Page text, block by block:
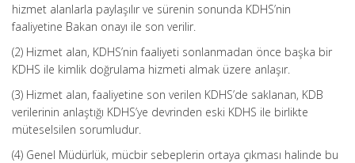
hizmet alanlarla paylaşılır ve sürenin sonunda KDHS’nin
faaliyetine Bakan onayı ile son verilir.
(2) Hizmet alan, KDHS’nin faaliyeti sonlanmadan önce başka bir
KDHS ile kimlik doğrulama hizmeti almak üzere anlaşır.
(3) Hizmet alan, faaliyetine son verilen KDHS’de saklanan, KDB
verilerinin anlaştığı KDHS’ye devrinden eski KDHS ile birlikte
müteselsilen sorumludur.
(4) Genel Müdürlük, mücbir sebeplerin ortaya çıkması halinde bu